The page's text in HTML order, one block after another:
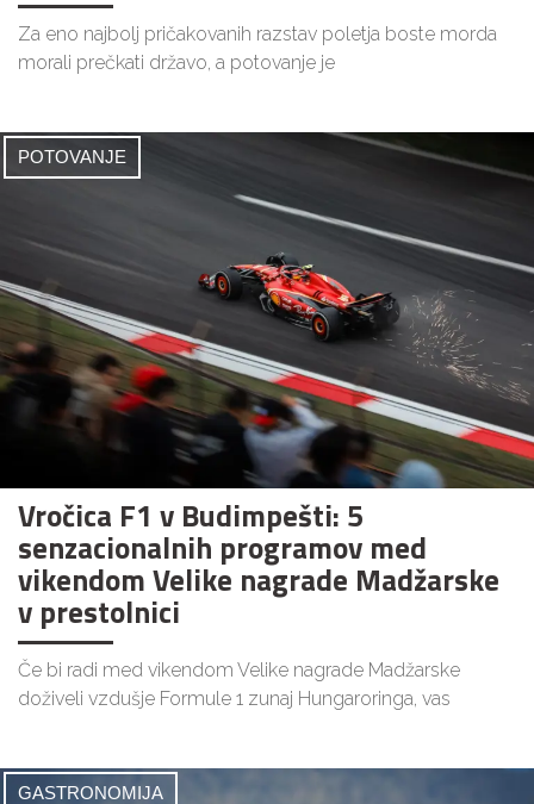
Za eno najbolj pričakovanih razstav poletja boste morda
morali prečkati državo, a potovanje je
POTOVANJE
Vročica F1 v Budimpešti: 5
senzacionalnih programov med
vikendom Velike nagrade Madžarske
v prestolnici
Če bi radi med vikendom Velike nagrade Madžarske
doživeli vzdušje Formule 1 zunaj Hungaroringa, vas
GASTRONOMIJA